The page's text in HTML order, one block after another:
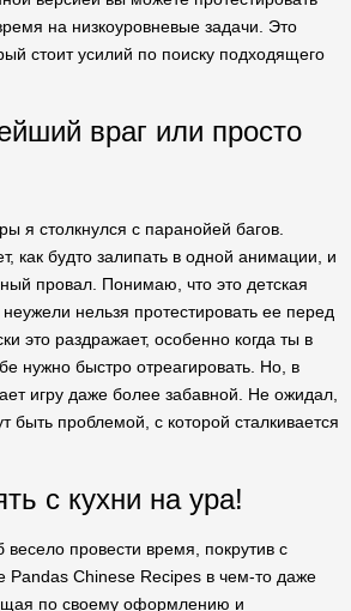
на низкоуровневые задачи. Это
стоит усилий по поиску подходящего
враг или просто
я столкнулся с паранойей багов.
как будто залипать в одной анимации, и
провал. Понимаю, что это детская
нельзя протестировать ее перед
это раздражает, особенно когда ты в
нужно быстро отреагировать. Но, в
игру даже более забавной. Не ожидал,
быть проблемой, с которой сталкивается
с кухни на ура!
провести время, покрутив с
Chinese Recipes в чем-то даже
по своему оформлению и